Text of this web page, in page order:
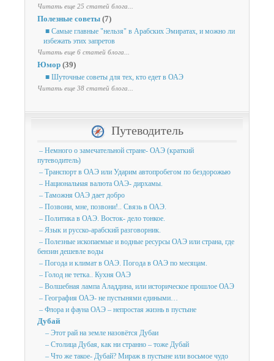
Читать еще 25 статей блога...
Полезные советы (7)
■ Самые главные "нельзя" в Арабских Эмиратах, и можно ли
избежать этих запретов
Читать еще 6 статей блога...
Юмор (39)
■ Шуточные советы для тех, кто едет в ОАЭ
Читать еще 38 статей блога...
Путеводитель
– Немного о замечательной стране- ОАЭ (краткий
путеводитель)
– Транспорт в ОАЭ или Ударим автопробегом по бездорожью
– Национальная валюта ОАЭ- дирхамы.
– Таможня ОАЭ дает добро
– Позвони, мне, позвони!.. Связь в ОАЭ.
– Политика в ОАЭ. Восток- дело тонкое.
– Язык и русско-арабский разговорник.
– Полезные ископаемые и водные ресурсы ОАЭ или страна, где
бензин дешевле воды
– Погода и климат в ОАЭ. Погода в ОАЭ по месяцам.
– Голод не тетка.. Кухня ОАЭ
– Волшебная лампа Аладдина, или историческое прошлое ОАЭ
– География ОАЭ- не пустынями едиными…
– Флора и фауна ОАЭ – непростая жизнь в пустыне
Дубай
– Этот рай на земле назовётся Дубаи
– Столица Дубая, как ни странно – тоже Дубай
– Что же такое- Дубай? Мираж в пустыне или восьмое чудо